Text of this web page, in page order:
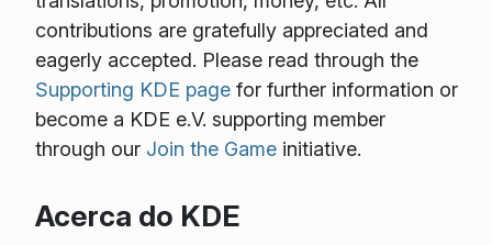
contributions are gratefully appreciated and
eagerly accepted. Please read through the
Supporting KDE pagefor further information or
become a KDE e.V. supporting member
through our Join the Gameinitiative.
Acerca do KDE